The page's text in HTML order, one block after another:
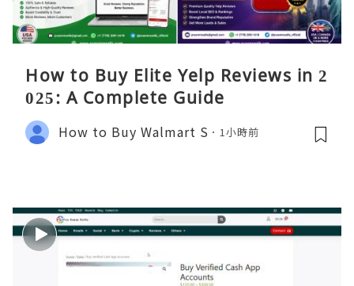
How to Buy Elite Yelp Reviews in 2
025: A Complete Guide
How to Buy Walmart S 1小時前